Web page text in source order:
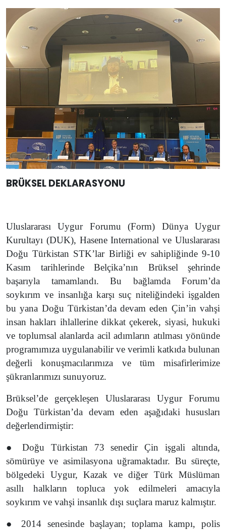
BRÜKSEL DEKLARASYONU
Uluslararası Uygur Forumu (Form) Dünya Uygur
Kurultayı (DUK), Hasene International ve Uluslararası
Doğu Türkistan STK’lar Birliği ev sahipliğinde 9-10
Kasım tarihlerinde Belçika’nın Brüksel şehrinde
başarıyla tamamlandı. Bu bağlamda Forum’da
soykırım ve insanlığa karşı suç niteliğindeki işgalden
bu yana Doğu Türkistan’da devam eden Çin’in vahşi
insan hakları ihlallerine dikkat çekerek, siyasi, hukuki
ve toplumsal alanlarda acil adımların atılması yönünde
programımıza uygulanabilir ve verimli katkıda bulunan
değerli konuşmacılarımıza ve tüm misafirlerimize
şükranlarımızı sunuyoruz.
Brüksel’de gerçekleşen Uluslararası Uygur Forumu
Doğu Türkistan’da devam eden aşağıdaki hususları
değerlendirmiştir:
● Doğu Türkistan 73 senedir Çin işgali altında,
sömürüye ve asimilasyona uğramaktadır. Bu süreçte,
bölgedeki Uygur, Kazak ve diğer Türk Müslüman
asıllı halkların topluca yok edilmeleri amacıyla
soykırım ve vahşi insanlık dışı suçlara maruz kalmıştır.
● 2014 senesinde başlayan; toplama kampı, polis